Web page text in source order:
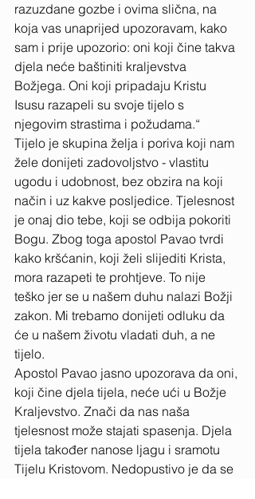
razuzdane gozbe i ovima slična, na
koja vas unaprijed upozoravam, kako
sam i prije upozorio: oni koji čine takva
djela neće baštiniti kraljevstva
Božjega. Oni koji pripadaju Kristu
Isusu razapeli su svoje tijelo s
njegovim strastima i požudama.“
Tijelo je skupina želja i poriva koji nam
žele donijeti zadovoljstvo - vlastitu
ugodu i udobnost, bez obzira na koji
način i uz kakve posljedice. Tjelesnost
je onaj dio tebe, koji se odbija pokoriti
Bogu. Zbog toga apostol Pavao tvrdi
kako kršćanin, koji želi slijediti Krista,
mora razapeti te prohtjeve. To nije
teško jer se u našem duhu nalazi Božji
zakon. Mi trebamo donijeti odluku da
će u našem životu vladati duh, a ne
tijelo.
Apostol Pavao jasno upozorava da oni,
koji čine djela tijela, neće ući u Božje
Kraljevstvo. Znači da nas naša
tjelesnost može stajati spasenja. Djela
tijela također nanose ljagu i sramotu
Tijelu Kristovom. Nedopustivo je da se